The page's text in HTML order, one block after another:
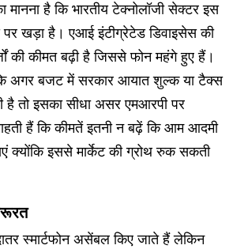
है कि भारतीय टेक्नोलॉजी सेक्टर इस
पर खड़ा है। एआई इंटीग्रेटेड डिवाइसेस की
की कीमत बढ़ी है जिससे फोन महंगे हुए हैं।
अगर बजट में सरकार आयात शुल्क या टैक्स
है तो इसका सीधा असर एमआरपी पर
हैं कि कीमतें इतनी न बढ़ें कि आम आदमी
क्योंकि इससे मार्केट की ग्रोथ रुक सकती
स्मार्टफोन असेंबल किए जाते हैं लेकिन